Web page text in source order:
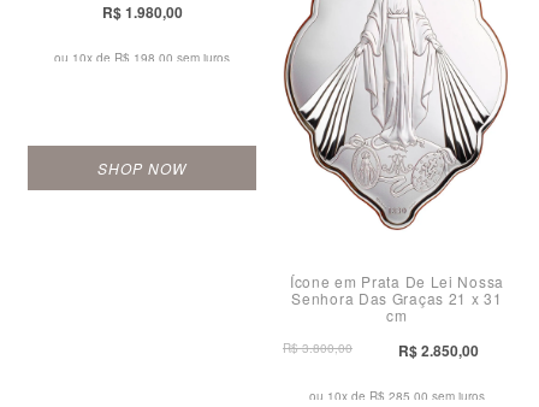
R$ 1.980,00
ou 10x de R$ 198,00 sem juros
SHOP NOW
Ícone em Prata De Lei Nossa
Senhora Das Graças 21 x 31
cm
R$ 3.800,00 R$ 2.850,00
ou 10x de R$ 285,00 sem juros